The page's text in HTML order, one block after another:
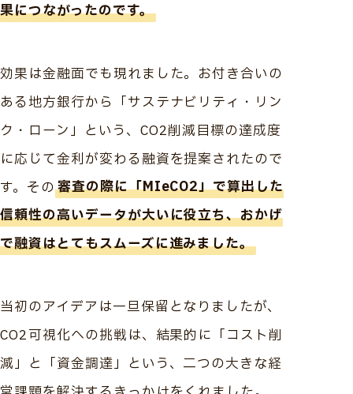
果につながったのです。
効果は金融面でも現れました。お付き合いの
ある地方銀行から「サステナビリティ・リン
ク・ローン」という、CO2削減目標の達成度
に応じて金利が変わる融資を提案されたので
す。その審査の際に「MIeCO2」で算出した
信頼性の高いデータが大いに役立ち、おかげ
で融資はとてもスムーズに進みました。
当初のアイデアは一旦保留となりましたが、
CO2可視化への挑戦は、結果的に「コスト削
減」と「資金調達」という、二つの大きな経